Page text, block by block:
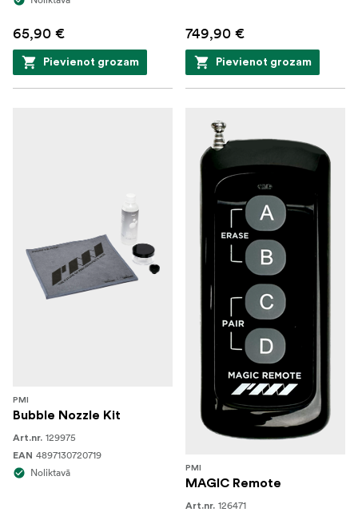
65,90 €
Pievienot grozam
749,90 €
Pievienot grozam
PMI
Bubble Nozzle Kit
Art.nr. 129975
EAN 4897130720719
Noliktavā
PMI
MAGIC Remote
Art.nr. 126471